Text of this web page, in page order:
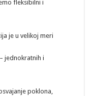
fleksibilni i
je u velikoj meri
jednokratnih i
poklona,